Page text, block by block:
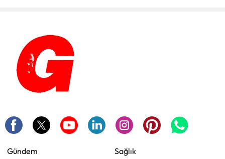
Gündem
Sağlık